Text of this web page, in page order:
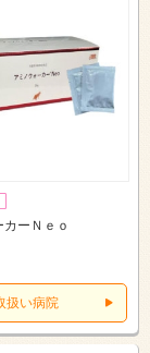
ーＮｅｏ
扱い病院